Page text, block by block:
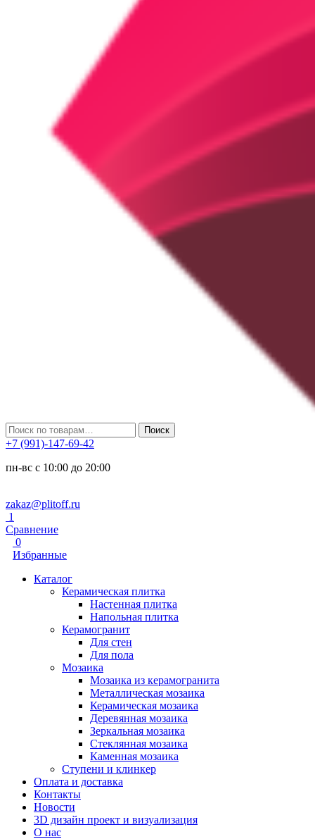
Искать: Поиск
+7 (991)-147-69-42
пн-вс с 10:00 до 20:00
zakaz@plitoff.ru
1
Сравнение
0
Избранные
Каталог
Керамическая плитка
Настенная плитка
Напольная плитка
Керамогранит
Для стен
Для пола
Мозаика
Мозаика из керамогранита
Металлическая мозаика
Керамическая мозаика
Деревянная мозаика
Зеркальная мозаика
Стеклянная мозаика
Каменная мозаика
Ступени и клинкер
Оплата и доставка
Контакты
Новости
3D дизайн проект и визуализация
О нас